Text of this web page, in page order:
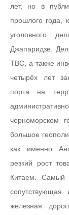
лет, но в
прошлого года,
уголовного
Джапаридзе.
TBC, а также
четырёх лет
порта на
черноморском
большое
как именно
резкий рост
Китаем. Самый
сопутствующая
железная